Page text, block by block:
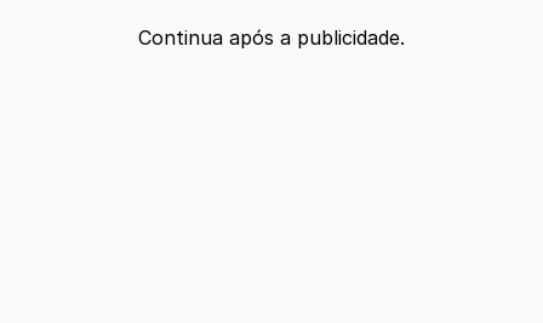
Continua após a publicidade.